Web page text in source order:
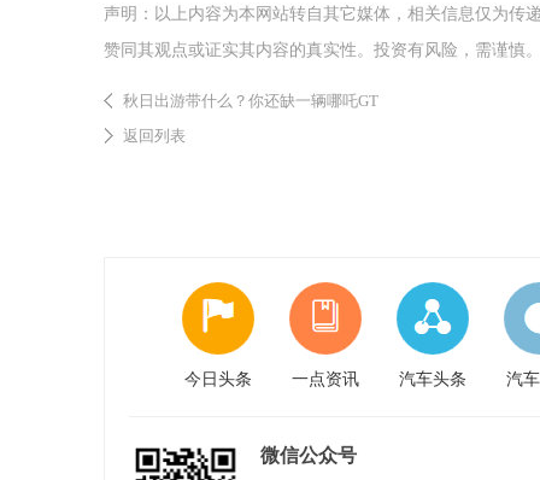
声明：以上内容为本网站转自其它媒体，相关信息仅为传
赞同其观点或证实其内容的真实性。投资有风险，需谨慎
秋日出游带什么？你还缺一辆哪吒GT
返回列表
今日头条 一点资讯 汽车头条 汽
微信公众号